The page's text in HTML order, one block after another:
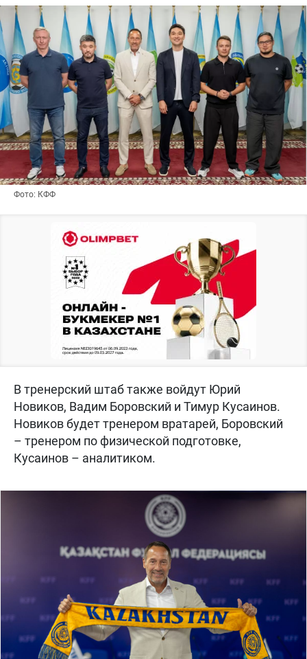
Фото: КФФ
В тренерский штаб также войдут Юрий
Новиков, Вадим Боровский и Тимур Кусаинов.
Новиков будет тренером вратарей, Боровский
– тренером по физической подготовке,
Кусаинов – аналитиком.